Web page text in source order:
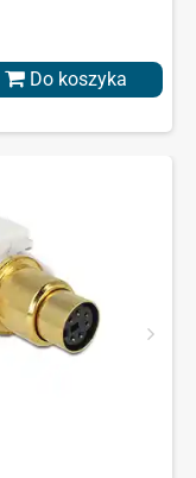
Do koszyka